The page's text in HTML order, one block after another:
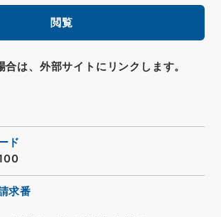
閲覧
合は、外部サイトにリンクします。
ド
求番